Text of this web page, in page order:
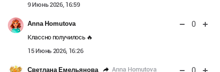
9 Июнь 2026, 16:59
Anna Homutova 0
Классно получилось 🔥
15 Июнь 2026, 16:26
Светлана Емельянова Anna Homutova